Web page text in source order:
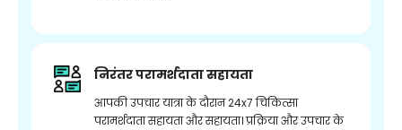
निरंतर परामर्शदाता सहायता
आपकी उपचार यात्रा के दौरान 24x7 चिकित्सा
परामर्शदाता सहायता और सहायता। प्रक्रिया और उपचार के